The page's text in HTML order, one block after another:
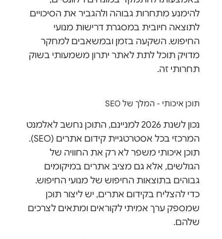
להימנע מתחרות גבוהה ולהגביר את הסיכויים
לתוצאה חיובית במסגרת דרישות מנועי
החיפוש. השקעה בזמן ובמשאבים למחקר
מדויק תוכל לתת לאתר יתרון משמעותי בשוק
תחרותי זה.
תוכן איכותי - המלך של SEO
נכון לשנת 2026 למניינם, התוכן נחשב לאלמנט
המרכזי בכל אסטרטגיית קידום אתרים (SEO).
תוכן איכותי משפר לא רק את החוויה של
הגולשים, אלא גם מציב אתרים במיקומים
גבוהים בתוצאות החיפוש של מנועי החיפוש.
כדי להצליח בקידום אתרים, יש ליצור תוכן
שמספק ערך אמיתי לקוראים ומתאים לצרכים
שלהם.